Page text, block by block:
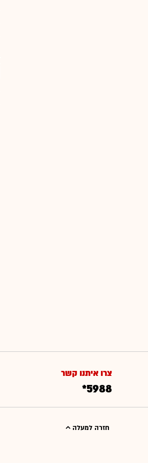
צרו איתנו קשר
*5988
חזרה למעלה